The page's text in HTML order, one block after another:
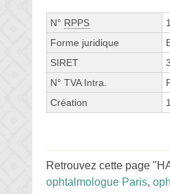
N° RPPS
Forme juridique
SIRET
N° TVA Intra.
Création
Retrouvez cette page
ophtalmologue Paris,